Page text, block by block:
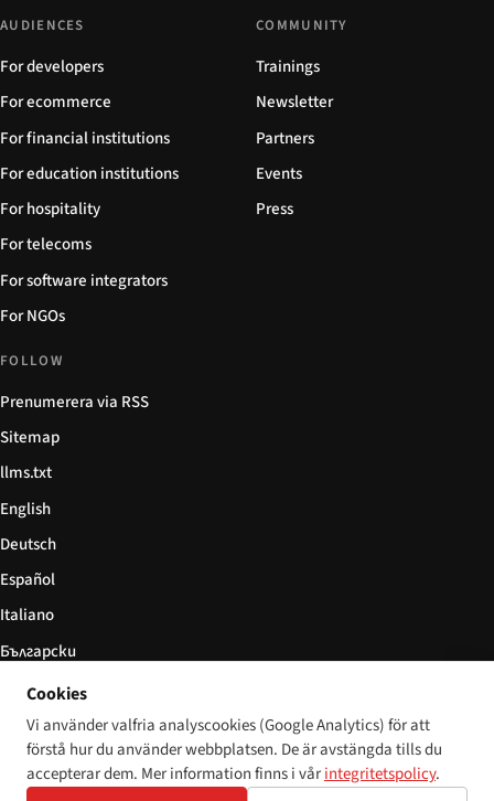
AUDIENCES
For developers
For ecommerce
For financial institutions
For education institutions
For hospitality
For telecoms
For software integrators
For NGOs
COMMUNITY
Trainings
Newsletter
Partners
Events
Press
FOLLOW
Prenumerera via RSS
Sitemap
llms.txt
English
Deutsch
Español
Italiano
Български
简体中文
© 2026 Disability World. Alla rättigheter förbehållna. Cookie settings
Cookies
Vi använder valfria analyscookies (Google Analytics) för att
förstå hur du använder webbplatsen. De är avstängda tills du
accepterar dem. Mer information finns i vårintegritetspolicy.